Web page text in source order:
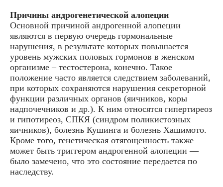
Причины андрогенетической алопеции
Основной причиной андрогенной алопеции
являются в первую очередь гормональные
нарушения, в результате которых повышается
уровень мужских половых гормонов в женском
организме – тестостерона, конечно. Такое
положение часто является следствием заболеваний,
при которых сохраняются нарушения секреторной
функции различных органов (яичников, коры
надпочечников и др.). К ним относятся гипертиреоз
и гипотиреоз, СПКЯ (синдром поликистозных
яичников), болезнь Кушинга и болезнь Хашимото.
Кроме того, генетическая отягощенность также
может быть триггером андрогенной алопеции —
было замечено, что это состояние передается по
наследству.